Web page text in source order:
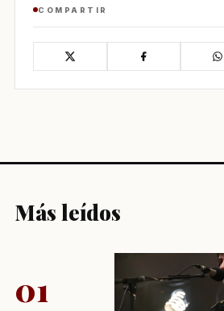
COMPARTIR
Más leídos
01